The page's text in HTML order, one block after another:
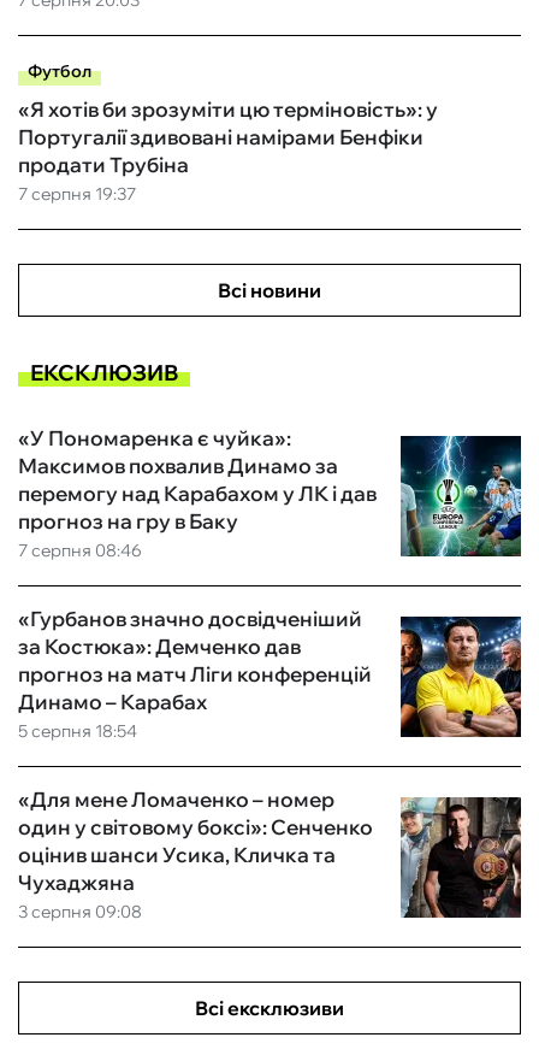
Футбол
7 серпня 19:37
«Я хотів би зрозуміти цю терміновість»: у
Португалії здивовані намірами Бенфіки
продати Трубіна
Всі новини
ЕКСКЛЮЗИВ
7 серпня 08:46
«У Пономаренка є чуйка»:
Максимов похвалив Динамо за
перемогу над Карабахом у ЛК і дав
прогноз на гру в Баку
5 серпня 18:54
«Гурбанов значно досвідченіший
за Костюка»: Демченко дав
прогноз на матч Ліги конференцій
Динамо – Карабах
3 серпня 09:08
«Для мене Ломаченко – номер
один у світовому боксі»: Сенченко
оцінив шанси Усика, Кличка та
Чухаджяна
Всі ексклюзиви